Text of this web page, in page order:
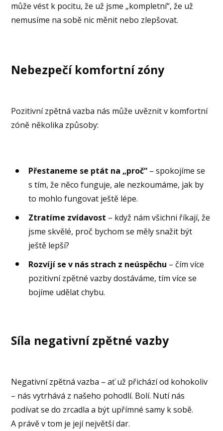
může vést k pocitu, že už jsme „kompletní“, že už
nemusíme na sobě nic měnit nebo zlepšovat.
Nebezpečí komfortní zóny
Pozitivní zpětná vazba nás může uvěznit v komfortní
zóně několika způsoby:
Přestaneme se ptát na „proč“ – spokojíme se
s tím, že něco funguje, ale nezkoumáme, jak by
to mohlo fungovat ještě lépe.
Ztratíme zvídavost – když nám všichni říkají, že
jsme skvělé, proč bychom se měly snažit být
ještě lepší?
Rozvíjí se v nás strach z neúspěchu – čím více
pozitivní zpětné vazby dostáváme, tím více se
bojíme udělat chybu.
Síla negativní zpětné vazby
Negativní zpětná vazba – ať už přichází od kohokoliv
– nás vytrhává z našeho pohodlí. Bolí. Nutí nás
podívat se do zrcadla a být upřímné samy k sobě.
A právě v tom je její největší dar.